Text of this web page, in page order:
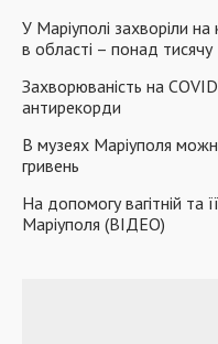
У Маріуполі захворіли на
в області – понад тисячу
Захворюваність на
антирекорди
В музеях Маріуполя
гривень
На допомогу вагітній та
Маріуполя (ВІДЕО)